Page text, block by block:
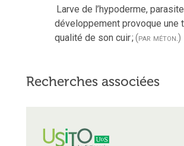
Larve de l’hypoderme,
développement provoque une
qualité de son cuir;(par méton.)
Recherches associées